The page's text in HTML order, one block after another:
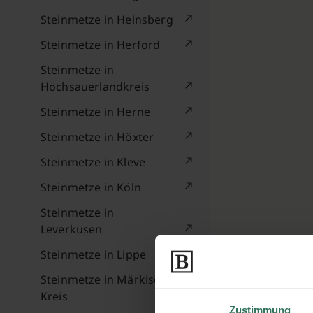
Zustimmung
Steinmetze in Heinsberg
Steinmetze in Herford
Steinmetze in
Hochsauerlandkreis
Steinmetze in Herne
Steinmetze in Höxter
Steinmetze in Kleve
Steinmetze in Köln
Steinmetze in
Leverkusen
Steinmetze in Lippe
Steinmetze in Märkischer
Kreis